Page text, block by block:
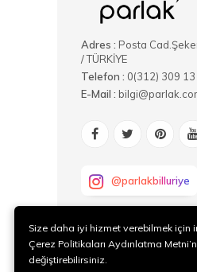
Adres : Posta
/ TÜRKİYE
Telefon : 0(312) 309
E-Mail :
@parlakbilluriye
Size daha iyi hizmet verebilmek için
Çerez Politikaları Aydınlatma
değiştirebilirsiniz.